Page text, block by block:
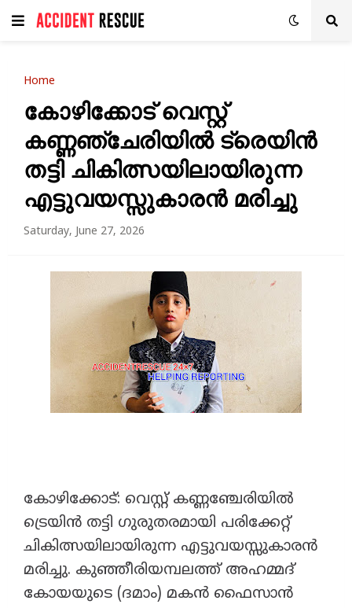
Home
കോഴിക്കോട് വെസ്റ്റ്
കണ്ണഞ്ചേരിയിൽ ട്രെയിൻ
തട്ടി ചികിത്സയിലായിരുന്ന
എട്ടുവയസ്സുകാരൻ മരിച്ചു
Saturday, June 27, 2026
കോഴിക്കോട്: വെസ്റ്റ് കണ്ണഞ്ചേരിയിൽ
ട്രെയിൻ തട്ടി ഗുരുതരമായി പരിക്കേറ്റ്
ചികിത്സയിലായിരുന്ന എട്ടുവയസ്സുകാരൻ
മരിച്ചു. കുഞ്ഞീരിയമ്പലത്ത് അഹമ്മദ്
കോയയുടെ (ദമാം) മകൻ ഫൈസാൻ